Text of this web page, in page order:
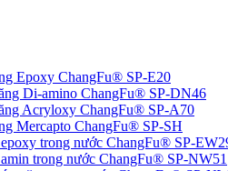
Epoxy ChangFu® SP-E20
Di-amino ChangFu® SP-DN46
Acryloxy ChangFu® SP-A70
Mercapto ChangFu® SP-SH
trong nước ChangFu® SP-
trong nước ChangFu® SP-NW51